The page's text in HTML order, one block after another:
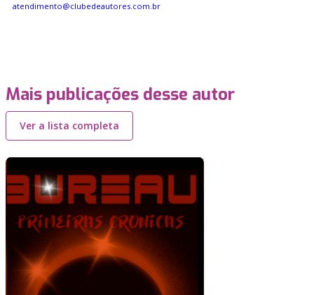
atendimento@clubedeautores.com.br
Mais publicações desse autor
Ver a lista completa